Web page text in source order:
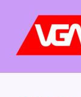
contenu